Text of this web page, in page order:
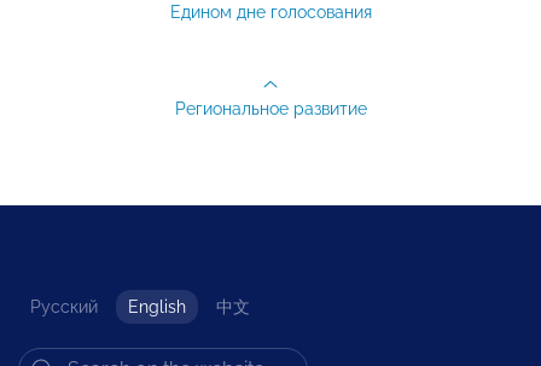
Едином дне голосования
Региональное развитие
Русский English 中文